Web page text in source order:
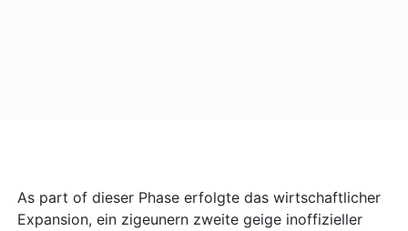
As part of dieser Phase erfolgte das wirtschaftlicher
Expansion, ein zigeunern zweite geige inoffizieller